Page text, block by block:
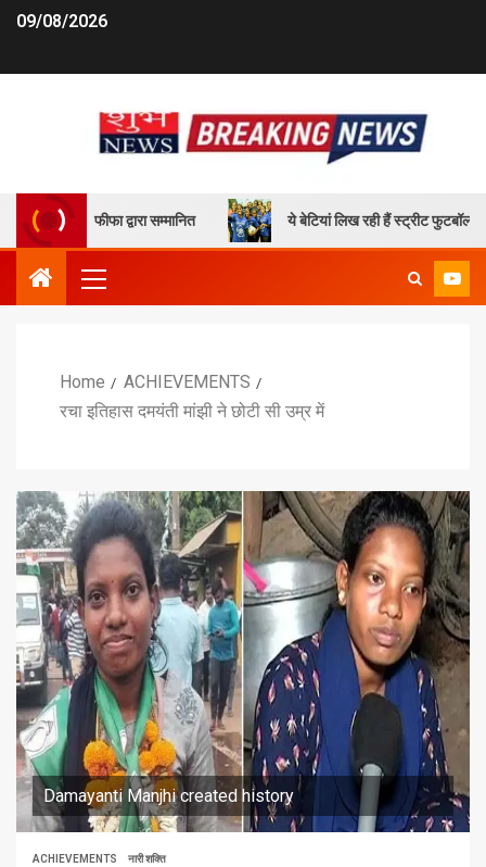
09/08/2026
फीफा द्वारा सम्मानित ये बेटियां लिख रही हैं स्ट्रीट फुटबॉल के जरिए
Home
ACHIEVEMENTS
रचा इतिहास दमयंती मांझी ने छोटी सी उम्र में
Damayanti Manjhi created history
ACHIEVEMENTS नारी शक्ति